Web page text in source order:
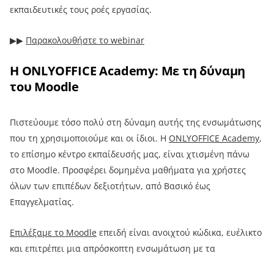
εκπαιδευτικές τους ροές εργασίας.
▶︎▶︎ Παρακολουθήστε το webinar
Η ONLYOFFICE Academy: Με τη δύναμη
του Moodle
Πιστεύουμε τόσο πολύ στη δύναμη αυτής της ενσωμάτωσης
που τη χρησιμοποιούμε και οι ίδιοι. Η ONLYOFFICE Academy,
το επίσημο κέντρο εκπαίδευσής μας, είναι χτισμένη πάνω
στο Moodle. Προσφέρει δομημένα μαθήματα για χρήστες
όλων των επιπέδων δεξιοτήτων, από Βασικό έως
Επαγγελματίας.
Επιλέξαμε το Moodle επειδή είναι ανοιχτού κώδικα, ευέλικτο
και επιτρέπει μια απρόσκοπτη ενσωμάτωση με τα